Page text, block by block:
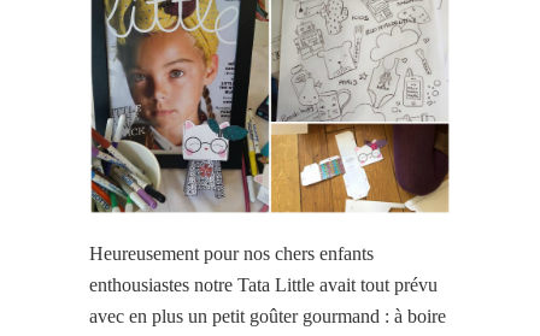
Heureusement pour nos chers enfants
enthousiastes notre Tata Little avait tout prévu
avec en plus un petit goûter gourmand : à boire